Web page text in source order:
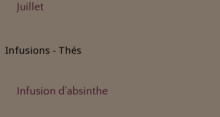
Juillet
Infusions - Thés
Infusion d'absinthe